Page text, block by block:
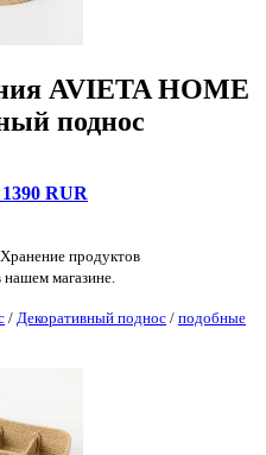
AVIETA HOME
поднос
RUR
продуктов
магазине.
/ Декоративный поднос / подобные